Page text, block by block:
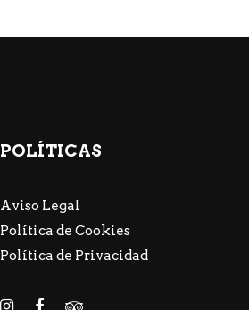
POLÍTICAS
Aviso Legal
Política de Cookies
Política de Privacidad